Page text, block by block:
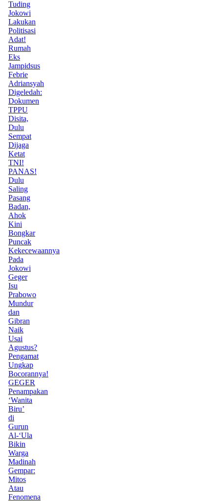
Tuding
Jokowi
Lakukan
Politisasi
Adat!
Rumah
Eks
Jampidsus
Febrie
Adriansyah
Digeledah:
Dokumen
TPPU
Disita,
Dulu
Sempat
Dijaga
Ketat
TNI!
PANAS!
Dulu
Saling
Pasang
Badan,
Ahok
Kini
Bongkar
Puncak
Kekecewaannya
Pada
Jokowi
Geger
Isu
Prabowo
Mundur
dan
Gibran
Naik
Usai
Agustus?
Pengamat
Ungkap
Bocorannya!
GEGER
Penampakan
‘Wanita
Biru’
di
Gurun
Al-‘Ula
Bikin
Warga
Madinah
Gempar:
Mitos
Atau
Fenomena